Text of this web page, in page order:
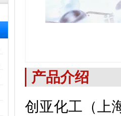
产品介绍
创亚化工（上